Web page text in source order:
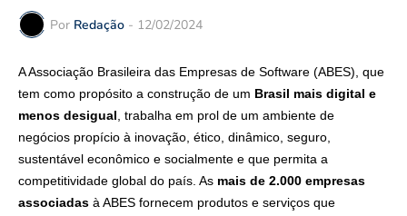
Por Redação - 12/02/2024
A Associação Brasileira das Empresas de Software (ABES), que
tem como propósito a construção de um Brasil mais digital e
menos desigual, trabalha em prol de um ambiente de
negócios propício à inovação, ético, dinâmico, seguro,
sustentável econômico e socialmente e que permita a
competitividade global do país. As mais de 2.000 empresas
associadas à ABES fornecem produtos e serviços que